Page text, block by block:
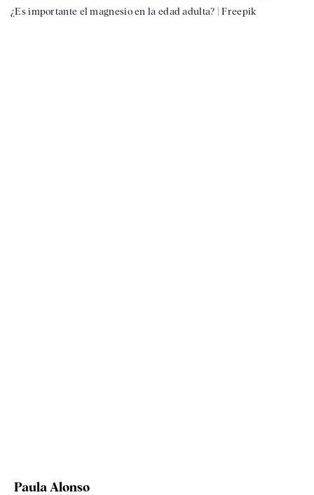
¿Es importante el magnesio en la edad adulta? |Freepik
Paula Alonso